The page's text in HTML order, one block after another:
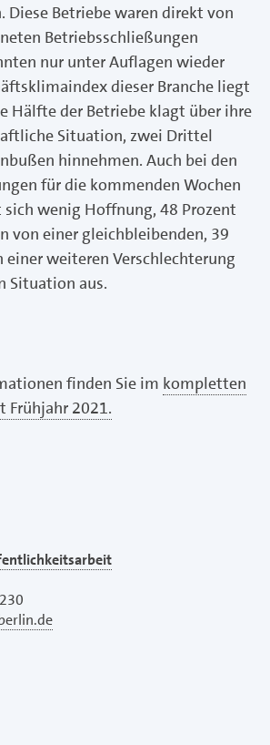
Diese Betriebe waren direkt von
Betriebsschließungen
nur unter Auflagen wieder
dieser Branche liegt
Hälfte der Betriebe klagt über ihre
Situation, zwei Drittel
hinnehmen. Auch bei den
für die kommenden Wochen
wenig Hoffnung, 48 Prozent
von einer gleichbleibenden, 39
einer weiteren Verschlechterung
Situation aus.
finden Sie im kompletten
Frühjahr 2021.